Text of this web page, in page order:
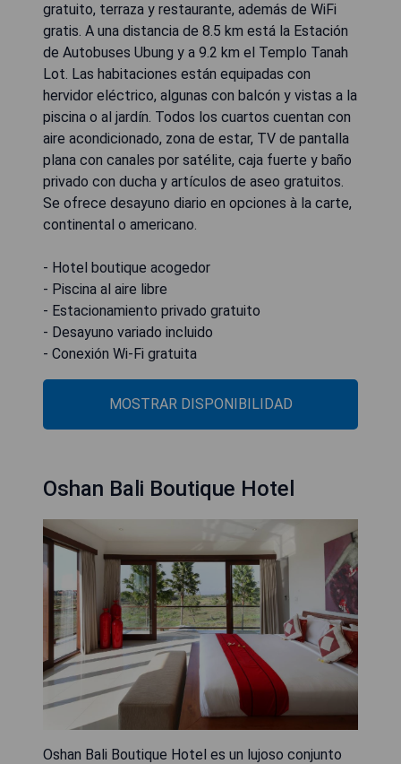
gratuito, terraza y restaurante, además de WiFi
gratis. A una distancia de 8.5 km está la Estación
de Autobuses Ubung y a 9.2 km el Templo Tanah
Lot. Las habitaciones están equipadas con
hervidor eléctrico, algunas con balcón y vistas a la
piscina o al jardín. Todos los cuartos cuentan con
aire acondicionado, zona de estar, TV de pantalla
plana con canales por satélite, caja fuerte y baño
privado con ducha y artículos de aseo gratuitos.
Se ofrece desayuno diario en opciones à la carte,
continental o americano.
- Hotel boutique acogedor
- Piscina al aire libre
- Estacionamiento privado gratuito
- Desayuno variado incluido
- Conexión Wi-Fi gratuita
MOSTRAR DISPONIBILIDAD
Oshan Bali Boutique Hotel
Oshan Bali Boutique Hotel es un lujoso conjunto